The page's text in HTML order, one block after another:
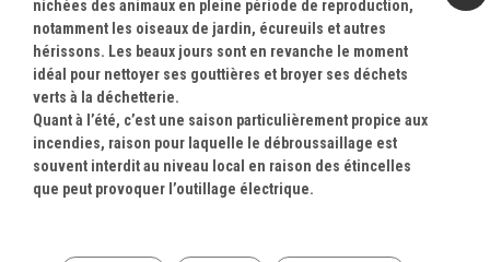
nichées des animaux en pleine période de reproduction,
notamment les oiseaux de jardin, écureuils et autres
hérissons. Les beaux jours sont en revanche le moment
idéal pour nettoyer ses gouttières et broyer ses déchets
verts à la déchetterie.
Quant à l’été, c’est une saison particulièrement propice aux
incendies, raison pour laquelle le débroussaillage est
souvent interdit au niveau local en raison des étincelles
que peut provoquer l’outillage électrique.